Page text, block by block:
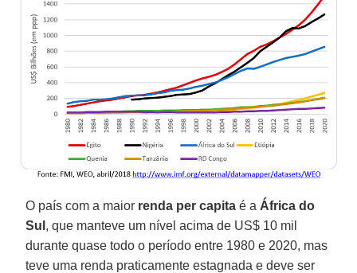
O país com a maior renda per capita é a África do
Sul , que manteve um nível acima de US$ 10 mil
durante quase todo o período entre 1980 e 2020, mas
teve uma renda praticamente estagnada e deve ser